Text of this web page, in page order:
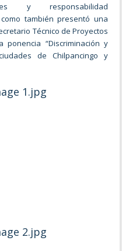
y responsabilidad
también presentó una
Técnico de Proyectos
“Discriminación y
de Chilpancingo y